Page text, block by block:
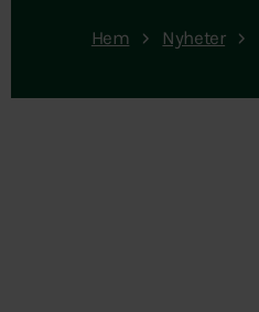
Hem Nyheter